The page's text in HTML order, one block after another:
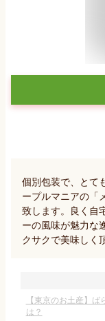
個別包装で、とて
ープルマニアの「
致します。良く自
ーの風味が魅力な
クサクで美味しく
【東京のお土産】
は？